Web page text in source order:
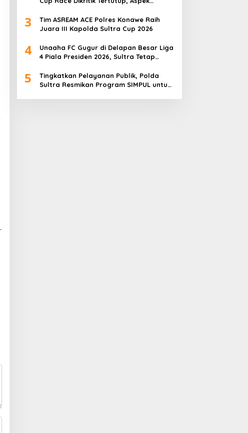
3
Tim ASREAM ACE Polres Konawe Raih
Juara III Kapolda Sultra Cup 2026
4
Unaaha FC Gugur di Delapan Besar Liga
4 Piala Presiden 2026, Sultra Tetap
5
Tingkatkan Pelayanan Publik, Polda
Sultra Resmikan Program SIMPUL untuk